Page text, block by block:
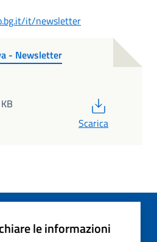
it/newsletter
- Newsletter
Scarica
le informazioni